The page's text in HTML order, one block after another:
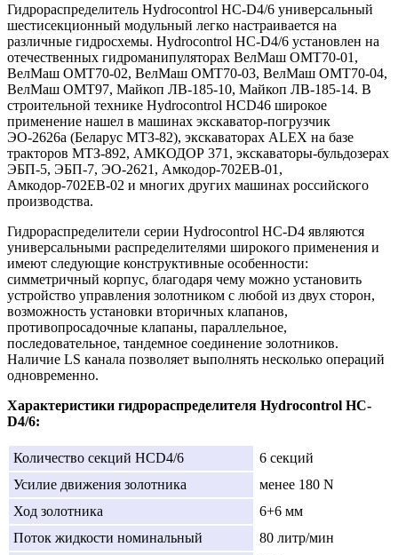
Гидрораспределитель Hydrocontrol HC-D4/6 универсальный
шестисекционный модульный легко настраивается на
различные гидросхемы. Hydrocontrol HC-D4/6 установлен на
отечественных гидроманипуляторах ВелМаш ОМТ70-01,
ВелМаш ОМТ70-02, ВелМаш ОМТ70-03, ВелМаш ОМТ70-04,
ВелМаш ОМТ97, Майкоп ЛВ-185-10, Майкоп ЛВ-185-14. В
строительной технике Hydrocontrol HCD46 широкое
применение нашел в машинах экскаватор-погрузчик
ЭО-2626а (Беларус МТЗ-82), экскаваторах ALEX на базе
тракторов МТЗ-892, АМКОДОР 371, экскаваторы-бульдозерах
ЭБП-5, ЭБП-7, ЭО-2621, Амкодор-702ЕВ-01,
Амкодор-702ЕВ-02 и многих других машинах российского
производства.
Гидрораспределители серии Hydrocontrol HC-D4 являются
универсальными распределителями широкого применения и
имеют следующие конструктивные особенности:
симметричный корпус, благодаря чему можно установить
устройство управления золотником с любой из двух сторон,
возможность установки вторичных клапанов,
противопросадочные клапаны, параллельное,
последовательное, тандемное соединение золотников.
Наличие LS канала позволяет выполнять несколько операций
одновременно.
Характеристики гидрораспределителя Hydrocontrol HC-
D4/6:
Количество секций HCD4/6
6 секций
Усилие движения золотника
менее 180 N
Ход золотника
6+6 мм
Поток жидкости номинальный
80 литр/мин